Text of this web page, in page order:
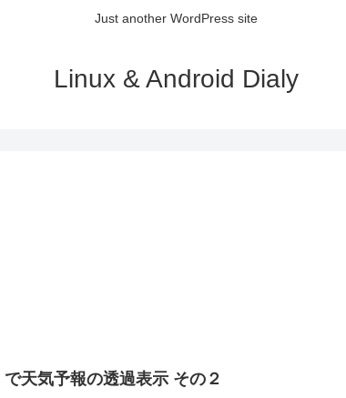
Just another WordPress site
Linux & Android Dialy
天気予報の透過表示 その２